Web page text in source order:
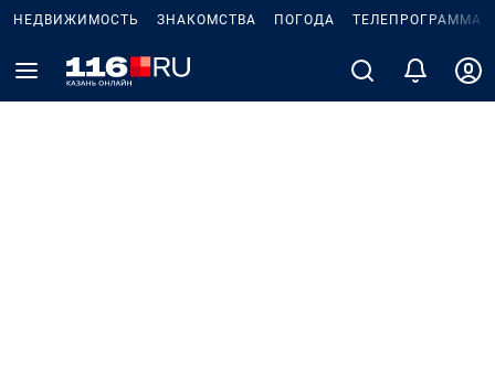
НЕДВИЖИМОСТЬ ЗНАКОМСТВА ПОГОДА ТЕЛЕПРОГРАММА